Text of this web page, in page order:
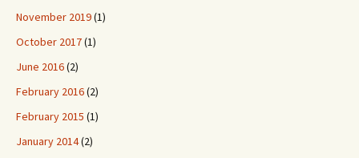
November 2019(1)
October 2017(1)
June 2016(2)
February 2016(2)
February 2015 (1)
January 2014(2)